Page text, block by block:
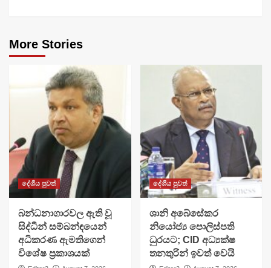
More Stories
දේශීය පුවත්
බන්ධනාගාරවල ඇති වූ
සිද්ධීන් සම්බන්ඳයෙන්
අධිකරණ ඇමතිගෙන්
විශේෂ ප්‍රකාශයක්
දේශීය පුවත්
ශානි අබේසේකර
නියෝජ්‍ය පොලිස්පති
ධුරයට; CID අධ්‍යක්ෂ
තනතුරින් ඉවත් වෙයි